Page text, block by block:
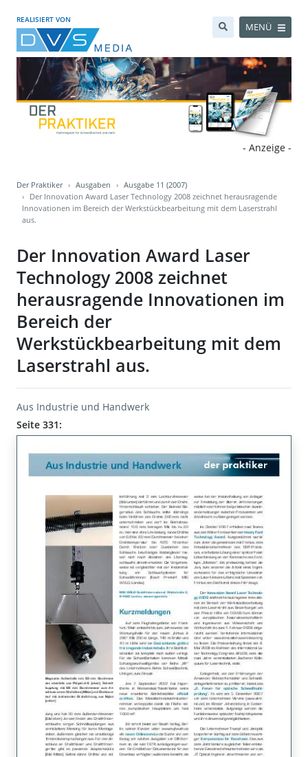
REALISIERT VON
MENÜ
- Anzeige -
Der Praktiker Ausgaben
Ausgabe 11 (2007)
Der Innovation Award Laser Technology 2008 zeichnet herausragende
Innovationen im Bereich der Werkstückbearbeitung mit dem Laserstrahl
aus.
Der Innovation Award Laser
Technology 2008 zeichnet
herausragende Innovationen im
Bereich der
Werkstückbearbeitung mit dem
Laserstrahl aus.
Aus Industrie und Handwerk
Seite 331: